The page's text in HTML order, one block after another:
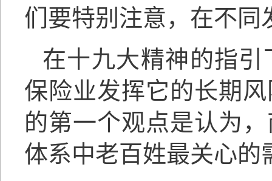
们要特别注意，在不同
在十九大精神的指
保险业发挥它的长期
的第一个观点是认为
体系中老百姓最关心